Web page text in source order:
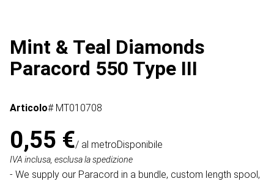
Mint & Teal Diamonds
Paracord 550 Type III
Articolo# MT010708
0,55 €/ al metroDisponibile
IVA inclusa, esclusa la spedizione
- We supply our Paracord in a bundle, custom length spool,